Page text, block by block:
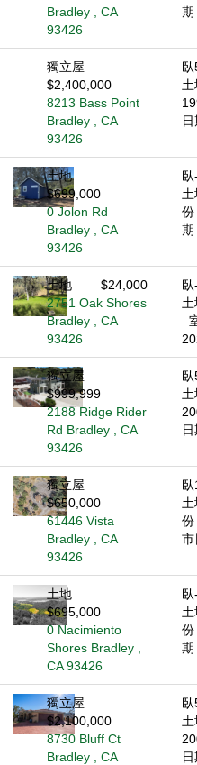
Bradley , CA
93426
期
獨立屋
$2,400,000
8213 Bass Point
Bradley , CA
93426
土地
$699,000
0 Jolon Rd
Bradley , CA
93426
份
期
土地
$24,000
2751 Oak Shores
Bradley , CA
93426
獨立屋
$999,999
2188 Ridge Rider
Rd Bradley , CA
93426
獨立屋
$650,000
61446 Vista
Bradley , CA
93426
臥
份
市
土地
$695,000
0 Nacimiento
Shores Bradley ,
CA 93426
份
期
獨立屋
$2,100,000
8730 Bluff Ct
Bradley , CA